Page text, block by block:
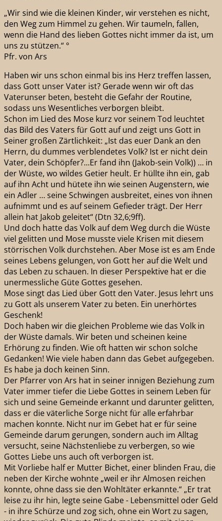
„Wir sind wie die kleinen Kinder, wir verstehen es nicht,
den Weg zum Himmel zu gehen. Wir taumeln, fallen,
wenn die Hand des lieben Gottes nicht immer da ist, um
uns zu stützen.“ °
Pfr. von Ars
Haben wir uns schon einmal bis ins Herz treffen lassen,
dass Gott unser Vater ist? Gerade wenn wir oft das
Vaterunser beten, besteht die Gefahr der Routine,
sodass uns Wesentliches verborgen bleibt.
Schon im Lied des Mose kurz vor seinem Tod leuchtet
das Bild des Vaters für Gott auf und zeigt uns Gott in
Seiner großen Zärtlichkeit: „Ist das euer Dank an den
Herrn, du dummes verblendetes Volk? Ist er nicht dein
Vater, dein Schöpfer?...Er fand ihn (Jakob-sein Volk)) … in
der Wüste, wo wildes Getier heult. Er hüllte ihn ein, gab
auf ihn Acht und hütete ihn wie seinen Augenstern, wie
ein Adler … seine Schwingen ausbreitet, eines von ihnen
aufnimmt und es auf seinem Gefieder trägt. Der Herr
allein hat Jakob geleitet“ (Dtn 32,6;9ff).
Und doch hatte das Volk auf dem Weg durch die Wüste
viel gelitten und Mose musste viele Krisen mit diesem
störrischen Volk durchstehen. Aber Mose ist es am Ende
seines Lebens gelungen, von Gott her auf die Welt und
das Leben zu schauen. In dieser Perspektive hat er die
unermessliche Güte Gottes gesehen.
Mose singt das Lied über Gott den Vater. Jesus lehrt uns
zu Gott als unserem Vater zu beten. Ein unerhörtes
Geschenk!
Doch haben wir die gleichen Probleme wie das Volk in
der Wüste damals. Wir beten und scheinen keine
Erhörung zu finden. Wie oft hatten wir schon solche
Gedanken! Wie viele haben dann das Gebet aufgegeben.
Es habe ja doch keinen Sinn.
Der Pfarrer von Ars hat in seiner innigen Beziehung zum
Vater immer tiefer die Liebe Gottes in seinem Leben für
sich und seine Gemeinde erkannt und darunter gelitten,
dass er die väterliche Sorge nicht für alle erfahrbar
machen konnte. Nicht nur im Gebet hat er für seine
Gemeinde darum gerungen, sondern auch im Alltag
versucht, seine Nächstenliebe zu verbergen, so wie
Gottes Liebe uns auch oft verborgen ist.
Mit Vorliebe half er Mutter Bichet, einer blinden Frau, die
neben der Kirche wohnte „weil er ihr Almosen reichen
konnte, ohne dass sie den Wohltäter erkannte.“ „Er trat
leise zu ihr hin, legte seine Gabe - Lebensmittel oder Geld
- in ihre Schürze und zog sich, ohne ein Wort zu sagen,